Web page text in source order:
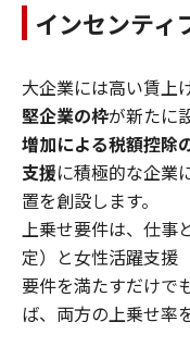
インセンティ
大企業には高い賃上
堅企業の枠が新たに
増加による税額控除
支援に積極的な企業
置を創設します。
上乗せ要件は、仕事
定）と女性活躍支援
要件を満たすだけで
ば、両方の上乗せ率